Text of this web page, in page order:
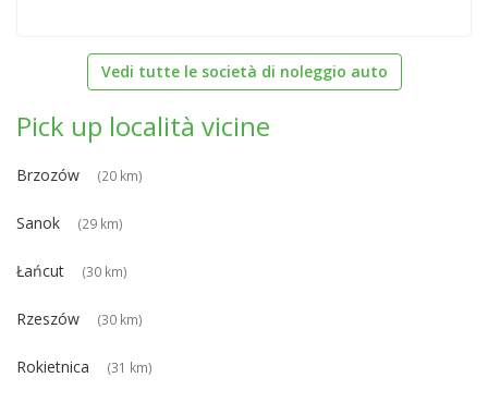
Vedi tutte le società di noleggio auto
Pick up località vicine
Brzozów (20 km)
Sanok (29 km)
Łańcut (30 km)
Rzeszów (30 km)
Rokietnica (31 km)